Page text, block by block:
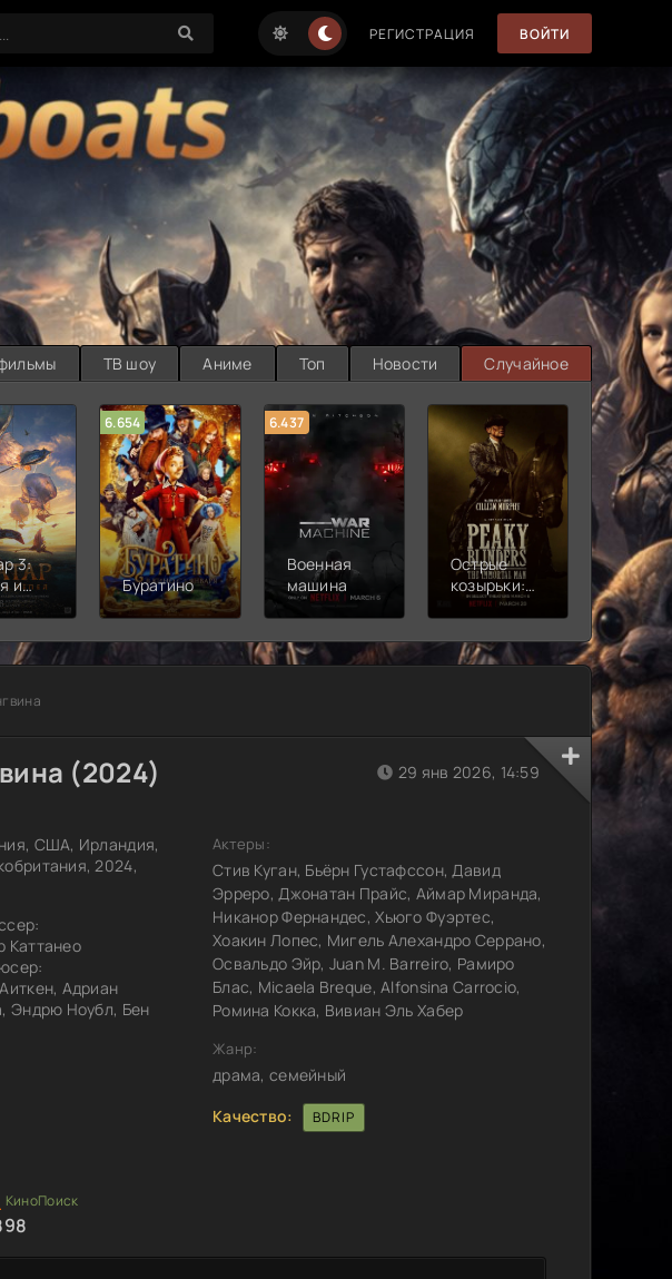
РЕГИСТРАЦИЯ ВОЙТИ
ТВ шоу Аниме Топ Новости Случайное
3:
и
6.654
Буратино
6.437
Военная
машина
Острые
козырьки:
Бессмертный
7.187
2
(2024)
США, Ирландия,
2024,
Каттанео
Адриан
Эндрю Ноубл, Бен
29 янв 2026, 14:59
Актеры:
Стив Куган, Бьёрн Густафссон, Давид
Эрреро, Джонатан Прайс, Аймар Миранда,
Никанор Фернандес, Хьюго Фуэртес,
Хоакин Лопес, Мигель Алехандро Серрано,
Освальдо Эйр, Juan M. Barreiro, Рамиро
Блас, Micaela Breque, Alfonsina Carrocio,
Ромина Кокка, Вивиан Эль Хабер
Жанр:
драма, семейный
Качество:
BDRIP